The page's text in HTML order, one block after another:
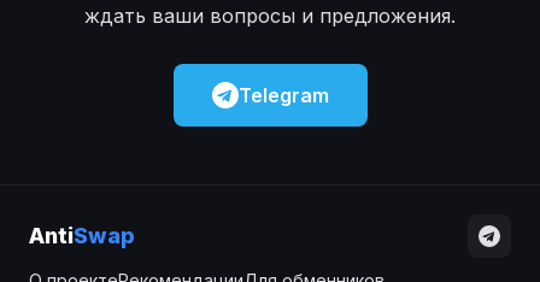
ждать ваши вопросы и предложения.
Telegram
AntiSwap